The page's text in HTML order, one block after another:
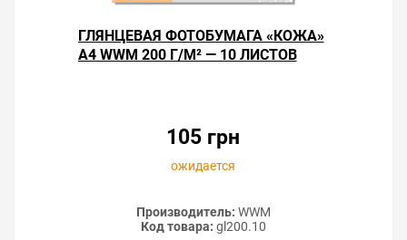
ГЛЯНЦЕВАЯ ФОТОБУМАГА «КОЖА»
А4 WWM 200 Г/М² — 10 ЛИСТОВ
105 грн
ожидается
Производитель: WWM
Код товара: gl200.10